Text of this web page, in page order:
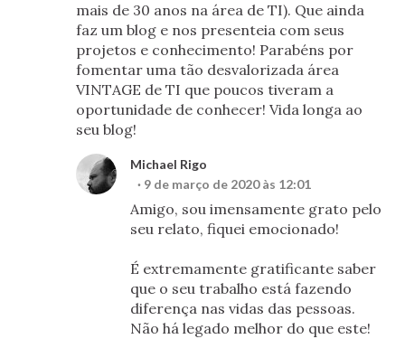
mais de 30 anos na área de TI). Que ainda
faz um blog e nos presenteia com seus
projetos e conhecimento! Parabéns por
fomentar uma tão desvalorizada área
VINTAGE de TI que poucos tiveram a
oportunidade de conhecer! Vida longa ao
seu blog!
Michael Rigo
9 de março de 2020 às 12:01
Amigo, sou imensamente grato pelo
seu relato, fiquei emocionado!
É extremamente gratificante saber
que o seu trabalho está fazendo
diferença nas vidas das pessoas.
Não há legado melhor do que este!